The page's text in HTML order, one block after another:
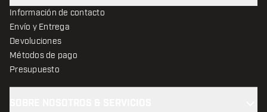
Información de contacto
Envío y Entrega
Devoluciones
Métodos de pago
Presupuesto